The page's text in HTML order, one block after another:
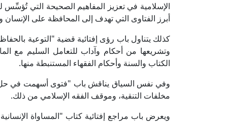
الإسلامية في تعزيز المفاهيم الصحيحة التي
أبرز الفتاوى التي تهدف إلى المحافظة على
كذلك يتناول باب رؤى إفتائية قضية "التوعية
وتشريعها من أحكام وآداب للتعامل السليم مع
الكتاب والسنة وأحكام الفقهاء المستنبطة منها.
وفي نفس السياق يناقش باب "فتوى أسهمت في حل
مخلفات التنقية، وموقف الفقه الإسلامي من ذلك.
ويعرض باب مراجع إفتائية كتاب "المساواة